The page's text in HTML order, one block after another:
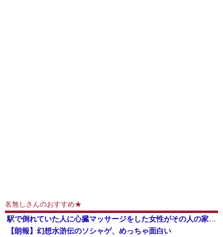
名無しさんのおすすめ★
駅で倒れていた人に心臓マッサージをした女性がその人の家族から言われた心ない言葉
【朗報】幻想水滸伝のソシャゲ、めっちゃ面白い